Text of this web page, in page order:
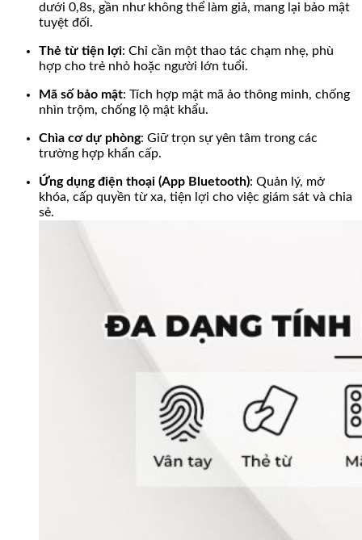
dưới 0,8s, gần như không thể làm giả, mang lại bảo mật
tuyệt đối.
Thẻ từ tiện lợi: Chỉ cần một thao tác chạm nhẹ, phù
hợp cho trẻ nhỏ hoặc người lớn tuổi.
Mã số bảo mật: Tích hợp mật mã ảo thông minh, chống
nhìn trộm, chống lộ mật khẩu.
Chìa cơ dự phòng: Giữ trọn sự yên tâm trong các
trường hợp khẩn cấp.
Ứng dụng điện thoại (App Bluetooth): Quản lý, mở
khóa, cấp quyền từ xa, tiện lợi cho việc giám sát và chia
sẻ.